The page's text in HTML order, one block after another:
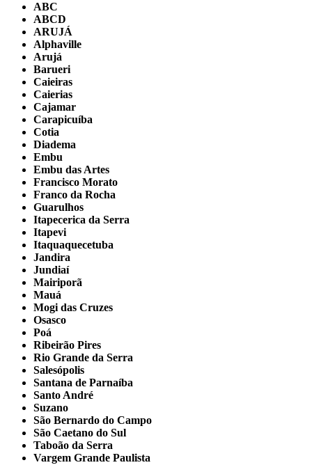
ABC
ABCD
ARUJÁ
Alphaville
Arujá
Barueri
Caieiras
Caierias
Cajamar
Carapicuíba
Cotia
Diadema
Embu
Embu das Artes
Francisco Morato
Franco da Rocha
Guarulhos
Itapecerica da Serra
Itapevi
Itaquaquecetuba
Jandira
Jundiaí
Mairiporã
Mauá
Mogi das Cruzes
Osasco
Poá
Ribeirão Pires
Rio Grande da Serra
Salesópolis
Santana de Parnaíba
Santo André
Suzano
São Bernardo do Campo
São Caetano do Sul
Taboão da Serra
Vargem Grande Paulista